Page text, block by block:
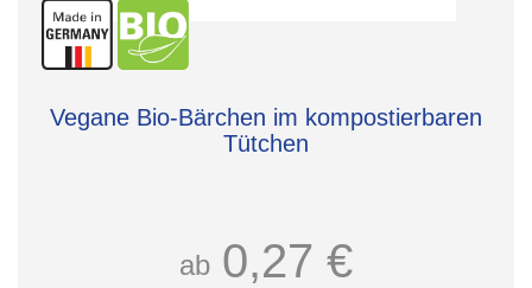
Vegane Bio-Bärchen im kompostierbaren
Tütchen
ab 0,27 €